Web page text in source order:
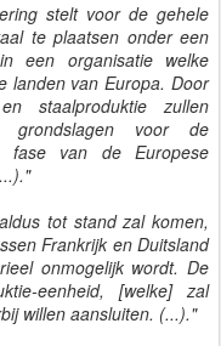
stelt voor de gehele
te plaatsen onder een
een organisatie welke
landen van Europa. Door
staalproduktie zullen
grondslagen voor de
fase van de Europese
tot stand zal komen,
Frankrijk en Duitsland
onmogelijk wordt. De
eenheid, [welke] zal
willen aansluiten. (...)."